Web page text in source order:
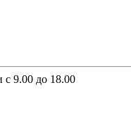
с 9.00 до 18.00